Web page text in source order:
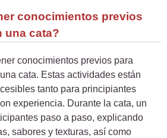
conocimientos previos
una cata?
conocimientos previos para
cata. Estas actividades están
tanto para principiantes
experiencia. Durante la cata, un
paso a paso, explicando
sabores y texturas, así como